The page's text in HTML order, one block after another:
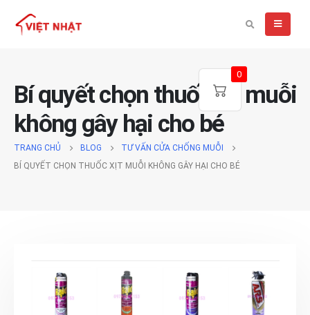
Bí quyết chọn thuốc xịt muỗi
không gây hại cho bé
TRANG CHỦ BLOG
TƯ VẤN CỬA CHỐNG MUỖI
BÍ QUYẾT CHỌN THUỐC XỊT MUỖI KHÔNG GÂY HẠI CHO BÉ
0